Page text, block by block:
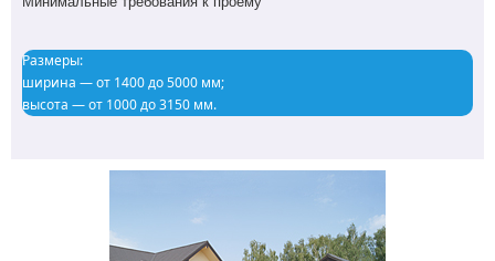
Размеры:
ширина — от 1400 до 5000 мм;
высота — от 1000 до 3150 мм.